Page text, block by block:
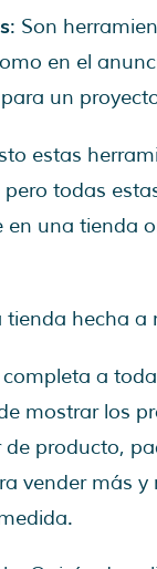
: Son
en el
un
estas
todas
en una tienda
tienda hecha a
a todas
mostrar los
producto,
vender más